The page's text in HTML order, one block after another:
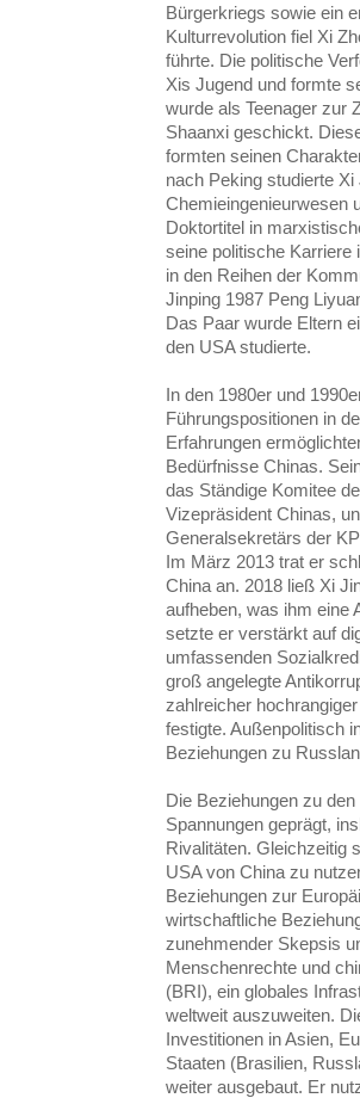
Bürgerkriegs sowie ein
Kulturrevolution fiel Xi
führte. Die politische
Xis Jugend und formte
wurde als Teenager zur
Shaanxi geschickt.
formten seinen
nach Peking studierte
Chemieingenieurwesen
Doktortitel in
seine politische
in den Reihen der
Jinping 1987 Peng
Das Paar wurde Eltern
den USA studierte.
In den 1980er und
Führungspositionen in
Erfahrungen
Bedürfnisse Chinas.
das Ständige Komitee
Vizepräsident Chinas,
Generalsekretärs der
Im März 2013 trat er
China an. 2018 ließ Xi
aufheben, was ihm eine
setzte er verstärkt auf
umfassenden
groß angelegte
zahlreicher
festigte. Außenpolitisch
Beziehungen zu
Die Beziehungen zu
Spannungen geprägt,
Rivalitäten. Gleichzeitig
USA von China zu
Beziehungen zur
wirtschaftliche
zunehmender Skepsis
Menschenrechte und
(BRI), ein globales
weltweit auszuweiten.
Investitionen in Asien,
Staaten (Brasilien,
weiter ausgebaut. Er